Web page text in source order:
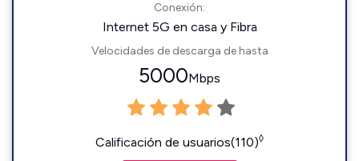
Conexión:
Internet 5G en casa y Fibra
Velocidades de descarga de hasta
5000Mbps
Calificación de usuarios(110)◊